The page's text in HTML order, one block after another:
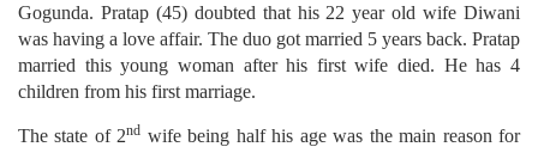
Gogunda. Pratap (45) doubted that his 22 year old wife Diwani
was having a love affair. The duo got married 5 years back. Pratap
married this young woman after his first wife died. He has 4
children from his first marriage.
The state of 2nd wife being half his age was the main reason for